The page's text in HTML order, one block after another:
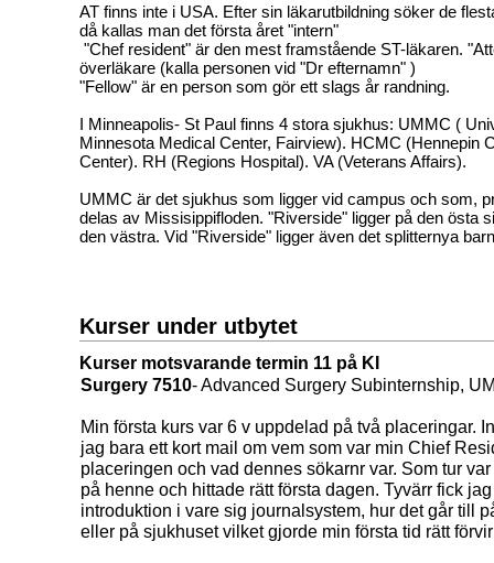
AT finns inte i USA. Efter sin läkarutbildning söker de
då kallas man det första året "intern"
"Chef resident" är den mest framstående ST-läkaren.
överläkare (kalla personen vid "Dr efternamn" )
"Fellow" är en person som gör ett slags år randning.
I Minneapolis- St Paul finns 4 stora sjukhus: UMMC (
Minnesota Medical Center, Fairview). HCMC (Hennepin
Center). RH (Regions Hospital). VA (Veterans Affairs).
UMMC är det sjukhus som ligger vid campus och som,
delas av Missisippifloden. "Riverside" ligger på den östa
den västra. Vid "Riverside" ligger även det splitternya
Kurser under utbytet
Kurser motsvarande termin 11 på KI
Surgery 7510- Advanced Surgery Subinternship,
Min första kurs var 6 v uppdelad på två placeringar.
jag bara ett kort mail om vem som var min Chief
placeringen och vad dennes sökarnr var. Som tur
på henne och hittade rätt första dagen. Tyvärr fick
introduktion i vare sig journalsystem, hur det går till
eller på sjukhuset vilket gjorde min första tid rätt